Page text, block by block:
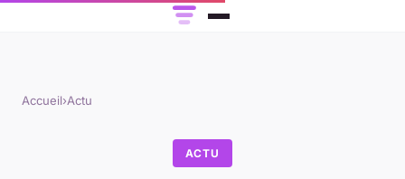
Accueil›Actu
ACTU